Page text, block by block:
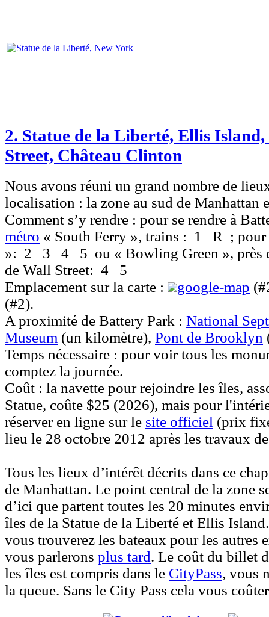
2. Statue de la Liberté, Ellis
Street, Château Clinton
Nous avons réuni un grand nombre de
localisation : la zone au sud de Manhattan
Comment s’y rendre : pour se rendre à
métro « South Ferry », trains : 1 R ;
»: 2 3 4 5 ou « Bowling Green », près
de Wall Street: 4
5
Emplacement sur la carte :
google-map
(#2).
A proximité de Battery Park : National
Museum (un kilomètre), Pont de Brooklyn
Temps nécessaire : pour voir tous les
comptez la journée.
Coût : la navette pour rejoindre les îles,
Statue, coûte $25 (2026), mais pour
réserver en ligne sur le site officiel (prix
lieu le 28 octobre 2012 après les travaux
Tous les lieux d’intérêt décrits dans ce
de Manhattan. Le point central de la zone
d’ici que partent toutes les 20 minutes
îles de la Statue de la Liberté et Ellis
vous trouverez les bateaux pour les autres
vous parlerons plus tard. Le coût du billet
les îles est compris dans le CityPass, vous
la queue. Sans le City Pass cela vous